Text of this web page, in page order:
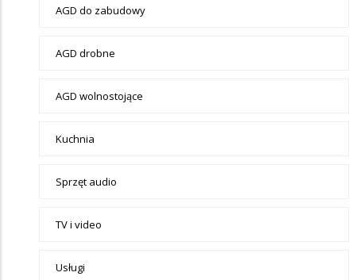
ElektronikaAGD do zabudowy
AGD drobne
AGD wolnostojące
Kuchnia
Sprzęt audio
TV i video
Usługi